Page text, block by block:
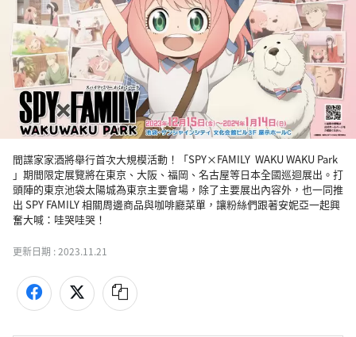
間諜家家酒將舉行首次大規模活動！「SPY×FAMILY  WAKU WAKU Park
」期間限定展覽將在東京、大阪、福岡、名古屋等日本全國巡迴展出。打
頭陣的東京池袋太陽城為東京主要會場，除了主要展出內容外，也一同推
出 SPY FAMILY 相關周邊商品與咖啡廳菜單，讓粉絲們跟著安妮亞一起興
奮大喊：哇哭哇哭！
更新日期 :2023.11.21